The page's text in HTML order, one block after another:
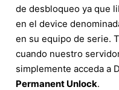
de desbloqueo ya que
en el device
en su equipo de serie.
cuando nuestro
simplemente acceda a
Permanent Unlock.